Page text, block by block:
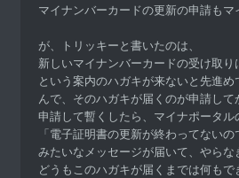
マイナンバーカードの更新の申請も
が、トリッキーと書いたのは、
新しいマイナンバーカードの受け取
という案内のハガキが来ないと先進
んで、そのハガキが届くのが申請し
申請して暫くしたら、マイナポータ
「電子証明書の更新が終わってない
みたいなメッセージが届いて、やら
どうもこのハガキが届くまでは何もで